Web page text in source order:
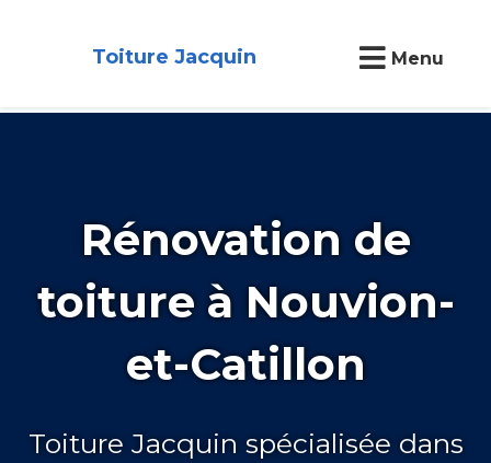
Toiture Jacquin Menu
Rénovation de
toiture à Nouvion-
et-Catillon
Toiture Jacquin spécialisée dans